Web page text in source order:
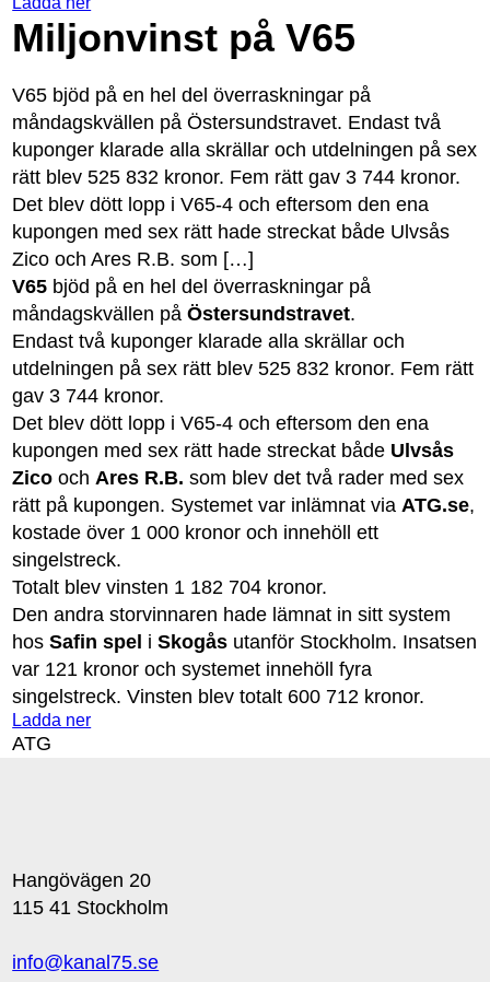
Miljonvinst på V65
V65 bjöd på en hel del överraskningar på
måndagskvällen på Östersundstravet. Endast två
kuponger klarade alla skrällar och utdelningen på sex
rätt blev 525 832 kronor. Fem rätt gav 3 744 kronor.
Det blev dött lopp i V65-4 och eftersom den ena
kupongen med sex rätt hade streckat både Ulvsås
Zico och Ares R.B. som […]
V65 bjöd på en hel del överraskningar på
måndagskvällen påÖstersundstravet.
Endast två kuponger klarade alla skrällar och
utdelningen på sex rätt blev 525 832 kronor. Fem rätt
gav 3 744 kronor.
Det blev dött lopp i V65-4 och eftersom den ena
kupongen med sex rätt hade streckat både Ulvsås
Zico ochAres R.B. som blev det två rader med sex
rätt på kupongen. Systemet var inlämnat viaATG.se,
kostade över 1 000 kronor och innehöll ett
singelstreck.
Totalt blev vinsten 1 182 704 kronor.
Den andra storvinnaren hade lämnat in sitt system
hosSafin spel iSkogås utanför Stockholm. Insatsen
var 121 kronor och systemet innehöll fyra
singelstreck. Vinsten blev totalt 600 712 kronor.
Ladda ner
ATG
Hangövägen 20
115 41 Stockholm
info@kanal75.se